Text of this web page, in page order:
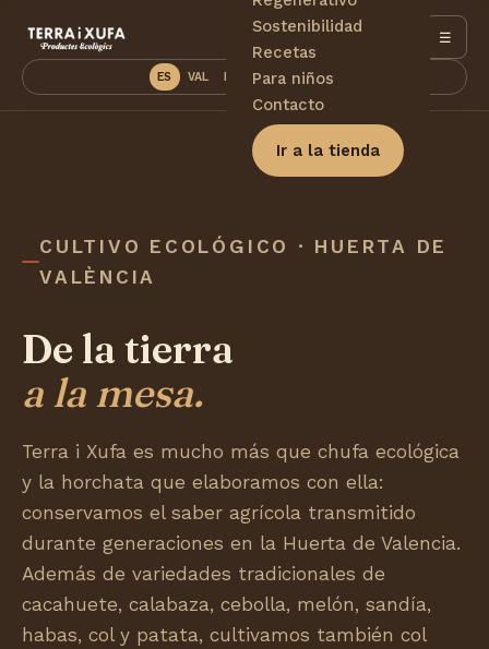
Sostenibilidad
Recetas
Para niños
Contacto
Ir a la tienda
ES VAL EN DE PT FR
☰
CULTIVO ECOLÓGICO · HUERTA DE
VALÈNCIA
De la tierra
a la mesa.
Terra i Xufa es mucho más que chufa ecológica
y la horchata que elaboramos con ella:
conservamos el saber agrícola transmitido
durante generaciones en la Huerta de Valencia.
Además de variedades tradicionales de
cacahuete, calabaza, cebolla, melón, sandía,
habas, col y patata, cultivamos también col